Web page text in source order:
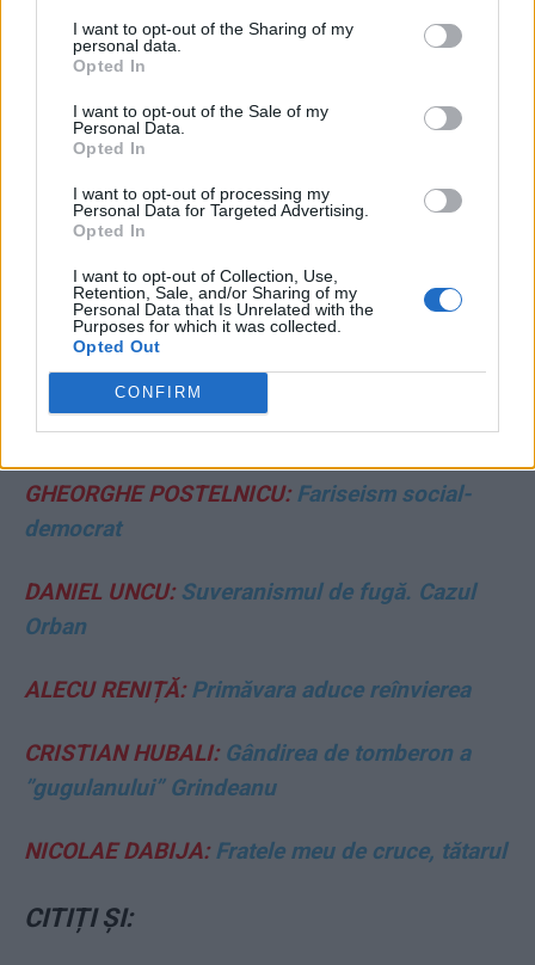
I want to opt-out of the Sharing of my
personal data.
Opted In
I want to opt-out of the Sale of my
Personal Data.
Opted In
I want to opt-out of processing my
Personal Data for Targeted Advertising.
Opted In
I want to opt-out of Collection, Use,
Retention, Sale, and/or Sharing of my
Personal Data that Is Unrelated with the
Purposes for which it was collected.
Opted Out
CONFIRM
MATEI UDREA:
facem pe tine!
VASILE POPOVICI:
dragoste adevărată
DOINA DABIJA:Un gest regretabil
FLORIN BURTA:Criza ascunsă a agriculturii
românești: piața terenurilor agricole
GHEORGHE POSTELNICU:Fariseism social-
democrat
DANIEL UNCU:Suveranismul de fugă. Cazul
Orban
ALECU RENIȚĂ:Primăvara aduce reînvierea
CRISTIAN HUBALI:Gândirea de tomberon a
”gugulanului” Grindeanu
NICOLAE DABIJA:Fratele meu de cruce, tătarul
CITIȚI ȘI: